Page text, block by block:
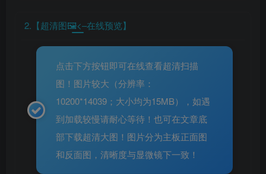
2.【超清图🖼️<–在线预览】
点击下方按钮即可在线查看超清扫描
图！图片较大（分辨率：
10200*14039；大小均为15MB），如遇
到加载较慢请耐心等待！也可在文章底
部下载超清大图！图片分为主板正面图
和反面图，清晰度与显微镜下一致！